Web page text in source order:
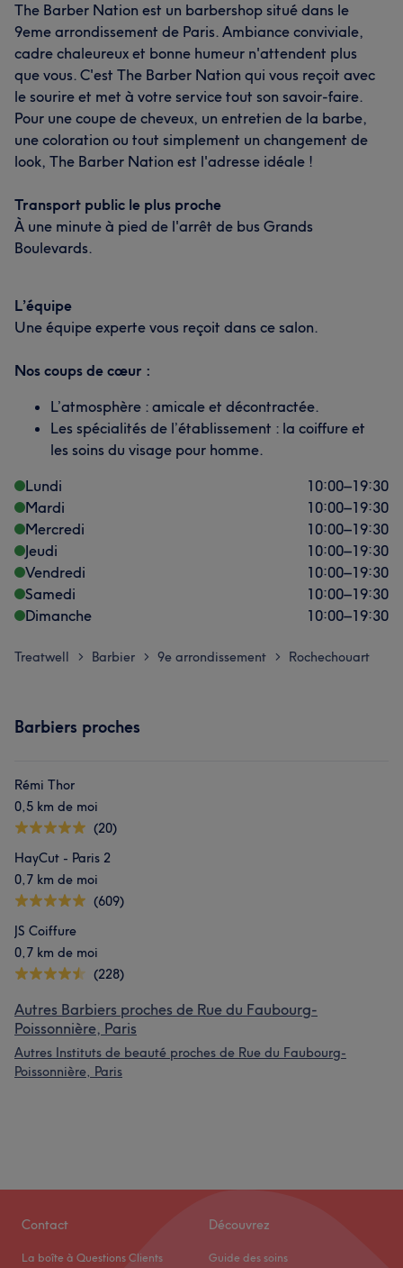
The Barber Nation est un barbershop situé dans le
9eme arrondissement de Paris. Ambiance conviviale,
cadre chaleureux et bonne humeur n'attendent plus
que vous. C'est The Barber Nation qui vous reçoit avec
le sourire et met à votre service tout son savoir-faire.
Pour une coupe de cheveux, un entretien de la barbe,
une coloration ou tout simplement un changement de
look, The Barber Nation est l'adresse idéale !
Transport public le plus proche
À une minute à pied de l'arrêt de bus Grands
Boulevards.
L’équipe
Une équipe experte vous reçoit dans ce salon.
Nos coups de cœur :
L’atmosphère : amicale et décontractée.
Les spécialités de l’établissement : la coiffure et
les soins du visage pour homme.
Lundi
10:00–19:30
Mardi
10:00–19:30
Mercredi
10:00–19:30
Jeudi
10:00–19:30
Vendredi
10:00–19:30
Samedi
10:00–19:30
Dimanche
10:00–19:30
Treatwell > Barbier > 9e arrondissement > Rochechouart
Barbiers proches
Rémi Thor
0,5 km de moi
(20)
HayCut - Paris 2
0,7 km de moi
(609)
JS Coiffure
0,7 km de moi
(228)
Autres Barbiers proches de Rue du Faubourg-
Poissonnière, Paris
Autres Instituts de beauté proches de Rue du Faubourg-
Poissonnière, Paris
Contact
La boîte à Questions Clients
Découvrez
Guide des soins